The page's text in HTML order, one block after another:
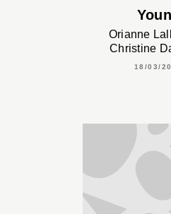
Orianne
Christine
18/03/